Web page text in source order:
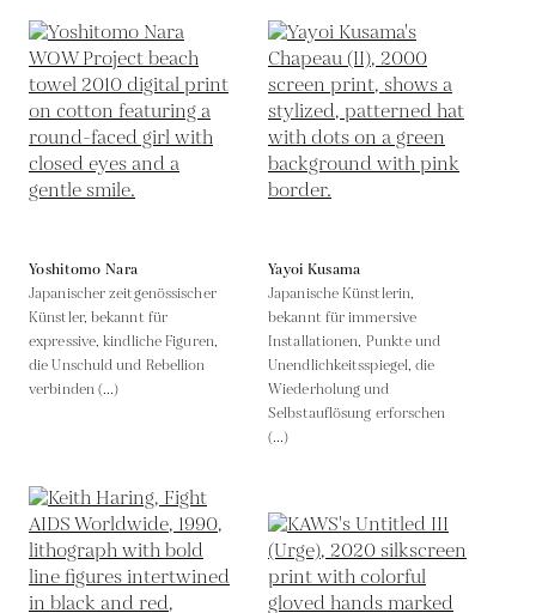
Yoshitomo Nara
Japanischer zeitgenössischer
Künstler, bekannt für
expressive, kindliche Figuren,
die Unschuld und Rebellion
verbinden (...)
Yayoi Kusama
Japanische Künstlerin,
bekannt für immersive
Installationen, Punkte und
Unendlichkeitsspiegel, die
Wiederholung und
Selbstauflösung erforschen
(...)